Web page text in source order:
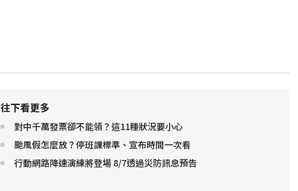
往下看更多
對中千萬發票卻不能領？這11種狀況要小心
颱風假怎麼放？停班課標準、宣布時間一次看
行動網路降速演練將登場 8/7透過災防訊息預告